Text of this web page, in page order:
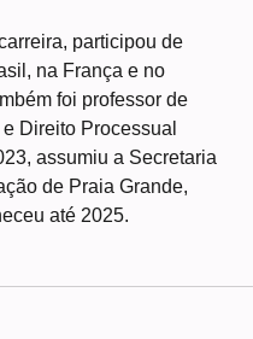
participou de
na França e no
foi professor de
Direito Processual
assumiu a Secretaria
de Praia Grande,
até 2025.